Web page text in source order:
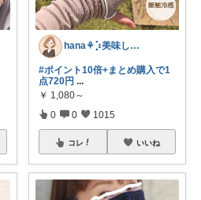
hana‎‎⚘⡱美味しい暮らし🤍𐙚
#ポイント10倍+まとめ購入で1
点720円 ...
￥ 1,080～
0 0 1015
コレ いいね